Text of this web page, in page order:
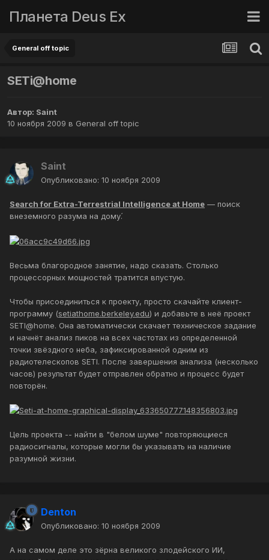
Планета Deus Ex
General off topic
SЕТi@home
Автор: Saint
10 ноября 2009 в General off topic
Saint
Опубликовано: 10 ноября 2009
Search for Extra-Terrestrial Intelligence at Home — поиск
внеземного разума на дому́.
Весьма благородное занятие, надо сказать. Столько
процессорных мощностей тратится впустую.
Чтобы присоединиться к проекту, просто скачайте клиент-
программу (setiathome.berkeley.edu) и добавьте в неё проект
SETI@home. Она автоматически скачает техническое задание
и начнёт анализ пиков на всех частотах из определенной
точки звёздного неба, зафиксированной одним из
радиотелескопов SETI. После завершения анализа (несколько
часов) результат будет отправлен обратно и процесс будет
повторён.
Цель проекта -- найти в "белом шуме" повторяющиеся
радиосигналы, которые могли бы указывать на наличие
разумной жизни.
Denton
Опубликовано: 10 ноября 2009
А на самом деле это зёрна великого злодейского ИИ,